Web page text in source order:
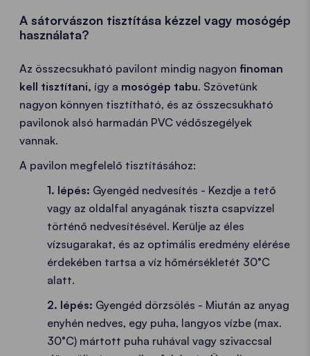
A sátorvászon tisztítása kézzel vagy mosógép
használata?
Az összecsukható pavilont mindig nagyon finoman
kell tisztítani, így a mosógép tabu. Szövetünk
nagyon könnyen tisztítható, és az összecsukható
pavilonok alsó harmadán PVC védőszegélyek
vannak.
A pavilon megfelelő tisztításához:
1. lépés: Gyengéd nedvesítés - Kezdje a tető
vagy az oldalfal anyagának tiszta csapvízzel
történő nedvesítésével. Kerülje az éles
vízsugarakat, és az optimális eredmény elérése
érdekében tartsa a víz hőmérsékletét 30°C
alatt.
2. lépés: Gyengéd dörzsölés - Miután az anyag
enyhén nedves, egy puha, langyos vízbe (max.
30°C) mártott puha ruhával vagy szivaccsal